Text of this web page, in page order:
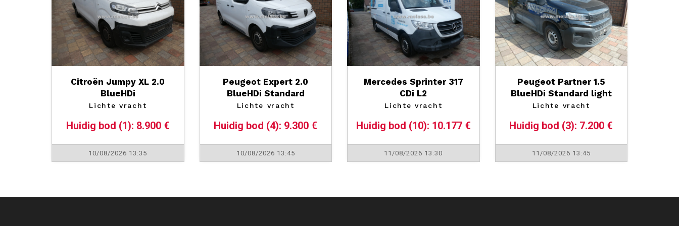
Citroën Jumpy XL 2.0
BlueHDi
Lichte vracht
Huidig bod (1): 8.900 €
10/08/2026 13:35
Peugeot Expert 2.0
BlueHDi Standard
Lichte vracht
Huidig bod (4): 9.300 €
10/08/2026 13:45
Mercedes Sprinter 317
CDi L2
Lichte vracht
Huidig bod (10): 10.177 €
11/08/2026 13:30
Peugeot Partner 1.5
BlueHDi Standard light
Lichte vracht
Huidig bod (3): 7.200 €
11/08/2026 13:45